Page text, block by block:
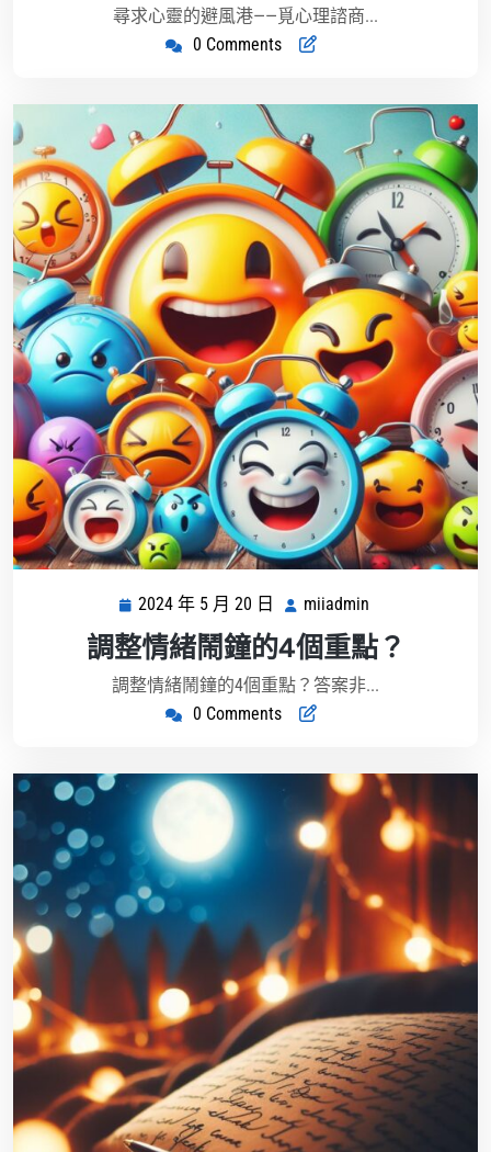
月
20
尋求心靈的避風港——覓心理諮商...
0 Comments
2024 年 5 月 20 日
2024
5
月
20
miiadmin
調整情緒鬧鐘的4個重點？
調整情緒鬧鐘的4個重點？答案非...
0 Comments